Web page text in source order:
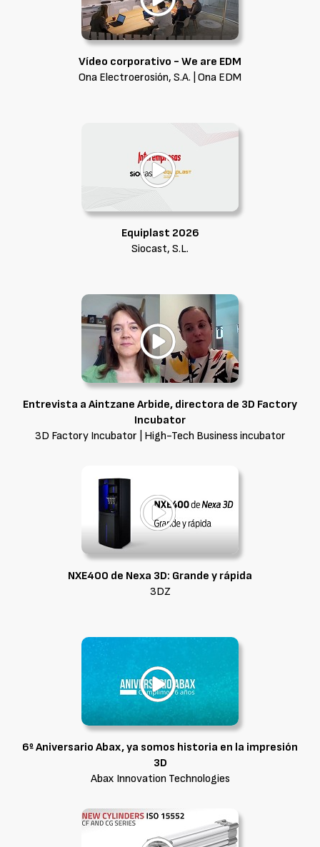
Vídeo corporativo - We are EDM
Ona Electroerosión, S.A. | Ona EDM
Equiplast 2026
Siocast, S.L.
Entrevista a Aintzane Arbide, directora de 3D Factory
Incubator
3D Factory Incubator | High-Tech Business incubator
NXE400 de Nexa 3D: Grande y rápida
3DZ
6º Aniversario Abax, ya somos historia en la impresión
3D
Abax Innovation Technologies